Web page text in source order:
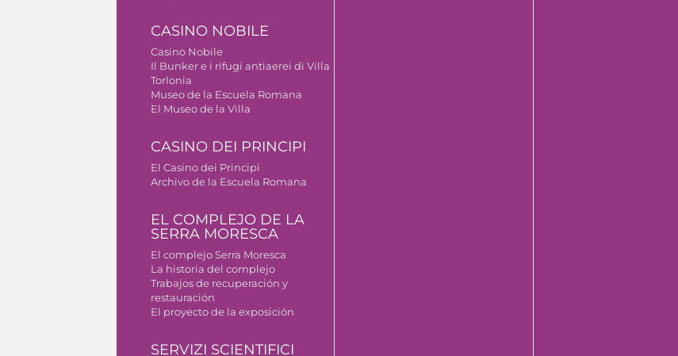
CASINO NOBILE
Casino Nobile
Il Bunker e i rifugi antiaerei di Villa
Torlonia
Museo de la Escuela Romana
El Museo de la Villa
CASINO DEI PRINCIPI
El Casino dei Principi
Archivo de la Escuela Romana
EL COMPLEJO DE LA
SERRA MORESCA
El complejo Serra Moresca
La historia del complejo
Trabajos de recuperación y
restauración
El proyecto de la exposición
SERVIZI SCIENTIFICI